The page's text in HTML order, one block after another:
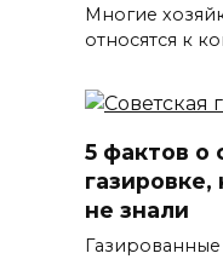
Многие
относятся к
5 фактов о
не знали